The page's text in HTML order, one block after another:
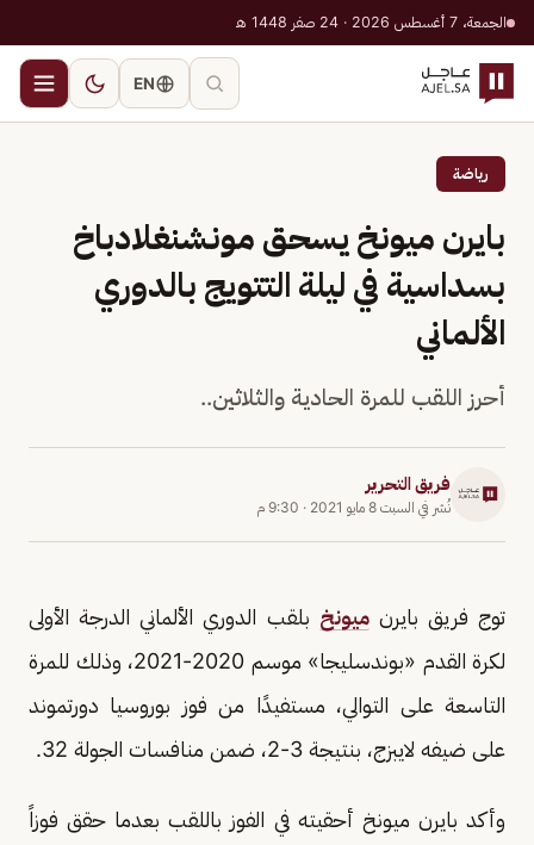
الجمعة، 7 أغسطس 2026 · 24 صفر 1448 هـ
EN
رياضة
بايرن ميونخ يسحق مونشنغلادباخ
بسداسية في ليلة التتويج بالدوري
الألماني
أحرز اللقب للمرة الحادية والثلاثين..
فريق التحرير
نُشر في السبت 8 مايو 2021 · 9:30 م
توج فريق بايرنميونخ بلقب الدوري الألماني الدرجة الأولى
لكرة القدم «بوندسليجا» موسم 2020-2021، وذلك للمرة
التاسعة على التوالي، مستفيدًا من فوز بوروسيا دورتموند
على ضيفه لايبزج، بنتيجة 3-2، ضمن منافسات الجولة 32.
وأكد بايرن ميونخ أحقيته في الفوز باللقب بعدما حقق فوزاً